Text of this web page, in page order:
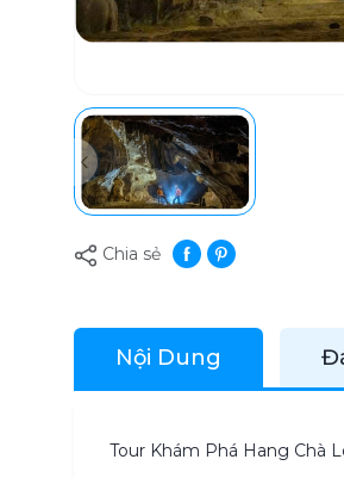
Chia sẻ
Nội Dung
Tour Khám Phá Hang Chà